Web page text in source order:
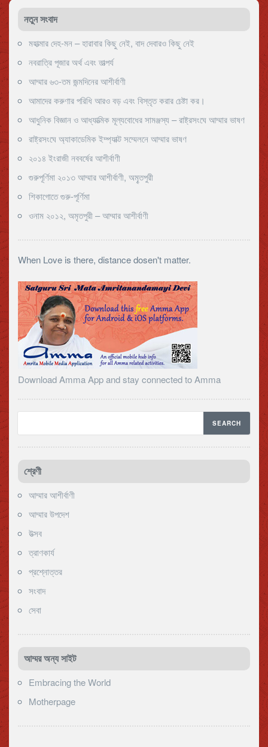
নতুন সংবাদ
মহাত্মার দেহ-মন – হারাবার কিছু নেই, বাদ দেবারও কিছু নেই
নবরাত্রি পূজার অর্থ এবং তাত্পর্য
আম্মার ৬৩-তম জন্মদিনের আশীর্বাণী
আমাদের করুণার পরিধি আরও বড় এবং বিস্তৃত করার চেষ্টা কর।
আধুনিক বিজ্ঞান ও আধ্যাত্মিক মূল্যবোধের সামঞ্জস্য – রাষ্ট্রসংঘে আম্মার ভাষণ
রাষ্ট্রসংঘে অ্যাকাডেমিক ইম্প্যাক্ট সম্মেলনে আম্মার ভাষণ
২০১৪ ইংরাজী নববর্ষের আশীর্বাণী
গুরুপূর্ণিমা ২০১৩ আম্মার আশীর্বাণী, অমৄতপুরী
শিকাগোতে গুরু-পূর্ণিমা
ওনাম ২০১২, অমৃতপুরী – আম্মার আশীর্বাণী
When Love is there, distance dosen't matter.
Download Amma App and stay connected to Amma
শ্রেণী
আম্মার আশীর্বাণী
আম্মার উপদেশ
উত্সব
ত্রাণকার্য
প্রশ্নোত্তর
সংবাদ
সেবা
আম্মর অন্য সাইট
Embracing the World
Motherpage